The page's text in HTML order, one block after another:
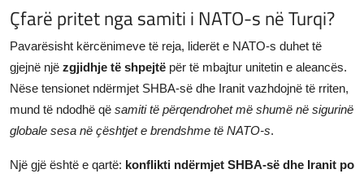
Çfarë pritet nga samiti i NATO-s në Turqi?
Pavarësisht kërcënimeve të reja, liderët e NATO-s duhet të
gjejnë një zgjidhje të shpejtë për të mbajtur unitetin e aleancës.
Nëse tensionet ndërmjet SHBA-së dhe Iranit vazhdojnë të rriten,
mund të ndodhë që samiti të përqendrohet më shumë në sigurinë
globale sesa në çështjet e brendshme të NATO-s.
Një gjë është e qartë: konflikti ndërmjet SHBA-së dhe Iranit po